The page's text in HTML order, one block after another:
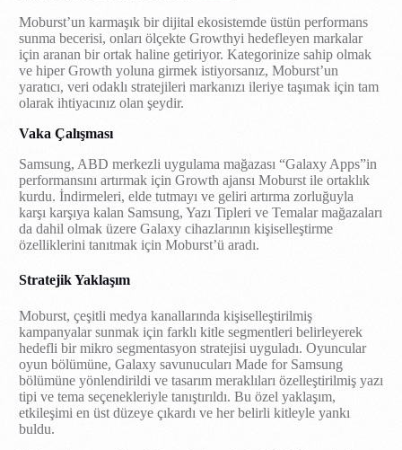
Moburst’un karmaşık bir dijital ekosistemde üstün performans
sunma becerisi, onları ölçekte Growthyi hedefleyen markalar
için aranan bir ortak haline getiriyor. Kategorinize sahip olmak
ve hiper Growth yoluna girmek istiyorsanız, Moburst’un
yaratıcı, veri odaklı stratejileri markanızı ileriye taşımak için tam
olarak ihtiyacınız olan şeydir.
Vaka Çalışması
Samsung, ABD merkezli uygulama mağazası “Galaxy Apps”in
performansını artırmak için Growth ajansı Moburst ile ortaklık
kurdu. İndirmeleri, elde tutmayı ve geliri artırma zorluğuyla
karşı karşıya kalan Samsung, Yazı Tipleri ve Temalar mağazaları
da dahil olmak üzere Galaxy cihazlarının kişiselleştirme
özelliklerini tanıtmak için Moburst’ü aradı.
Stratejik Yaklaşım
Moburst, çeşitli medya kanallarında kişiselleştirilmiş
kampanyalar sunmak için farklı kitle segmentleri belirleyerek
hedefli bir mikro segmentasyon stratejisi uyguladı. Oyuncular
oyun bölümüne, Galaxy savunucuları Made for Samsung
bölümüne yönlendirildi ve tasarım meraklıları özelleştirilmiş yazı
tipi ve tema seçenekleriyle tanıştırıldı. Bu özel yaklaşım,
etkileşimi en üst düzeye çıkardı ve her belirli kitleyle yankı
buldu.